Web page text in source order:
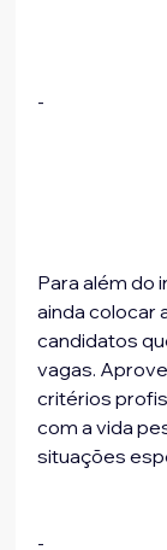
-
Para além do
ainda colocar
candidatos
vagas.
critérios
com a vida
situações
-